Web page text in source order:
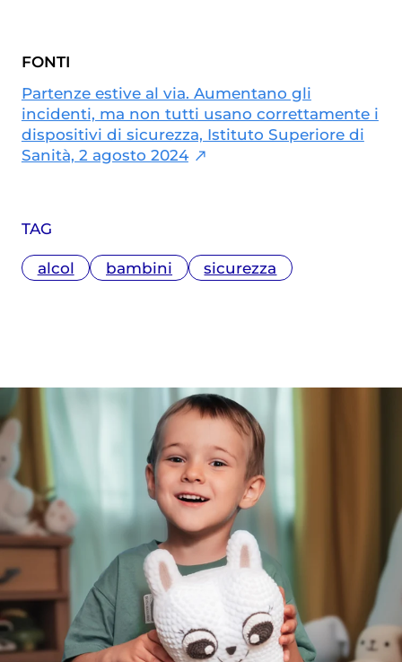
TAG
alcol bambini sicurezza
specialmente in ambito materno-
infantile
FONTI
Partenze estive al via. Aumentano gli
incidenti, ma non tutti usano correttamente i
dispositivi di sicurezza, Istituto Superiore di
Sanità, 2 agosto 2024